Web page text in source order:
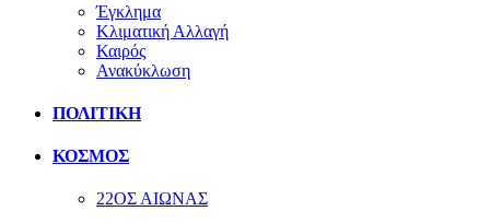
Έγκλημα
Κλιματική Αλλαγή
Καιρός
Ανακύκλωση
ΠΟΛΙΤΙΚΗ
ΚΟΣΜΟΣ
22ΟΣ ΑΙΩΝΑΣ